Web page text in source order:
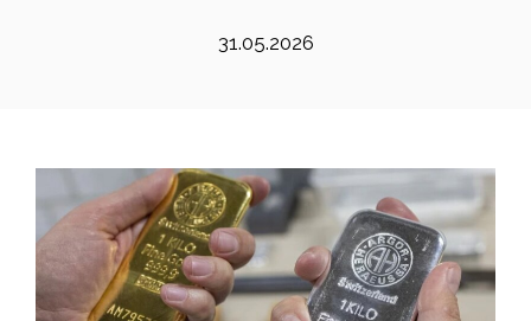
31.05.2026